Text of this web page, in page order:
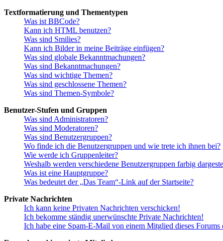
Textformatierung und Thementypen
Was ist BBCode?
Kann ich HTML benutzen?
Was sind Smilies?
Kann ich Bilder in meine Beiträge einfügen?
Was sind globale Bekanntmachungen?
Was sind Bekanntmachungen?
Was sind wichtige Themen?
Was sind geschlossene Themen?
Was sind Themen-Symbole?
Benutzer-Stufen und Gruppen
Was sind Administratoren?
Was sind Moderatoren?
Was sind Benutzergruppen?
Wo finde ich die Benutzergruppen und wie trete ich ihnen bei?
Wie werde ich Gruppenleiter?
Weshalb werden verschiedene Benutzergruppen farbig
Was ist eine Hauptgruppe?
Was bedeutet der „Das Team“-Link auf der Startseite?
Private Nachrichten
Ich kann keine Privaten Nachrichten verschicken!
Ich bekomme ständig unerwünschte Private Nachrichten!
Ich habe eine Spam-E-Mail von einem Mitglied dieses Forums